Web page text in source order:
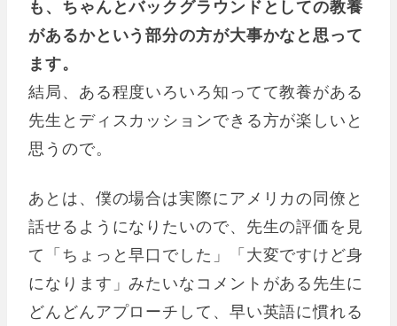
も、ちゃんとバックグラウンドとしての教養
があるかという部分の方が大事かなと思って
ます。
結局、ある程度いろいろ知ってて教養がある
先生とディスカッションできる方が楽しいと
思うので。
あとは、僕の場合は実際にアメリカの同僚と
話せるようになりたいので、先生の評価を見
て「ちょっと早口でした」「大変ですけど身
になります」みたいなコメントがある先生に
どんどんアプローチして、早い英語に慣れる